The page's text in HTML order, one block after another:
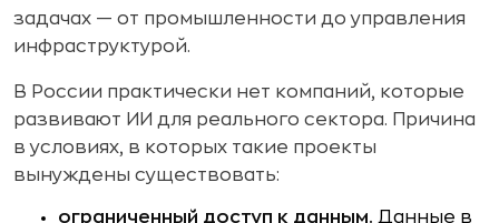
задачах — от промышленности до управления
инфраструктурой.
В России практически нет компаний, которые
развивают ИИ для реального сектора. Причина
в условиях, в которых такие проекты
вынуждены существовать:
ограниченный доступ к данным. Данные в